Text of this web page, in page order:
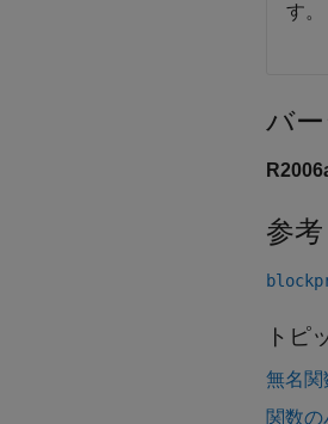
す。
バ
参考
トピ
無名関
関数